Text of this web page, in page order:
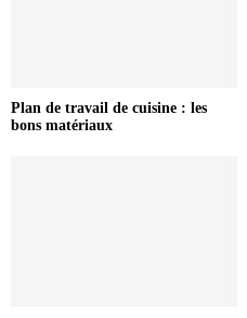
Plan de travail de cuisine : les
bons matériaux